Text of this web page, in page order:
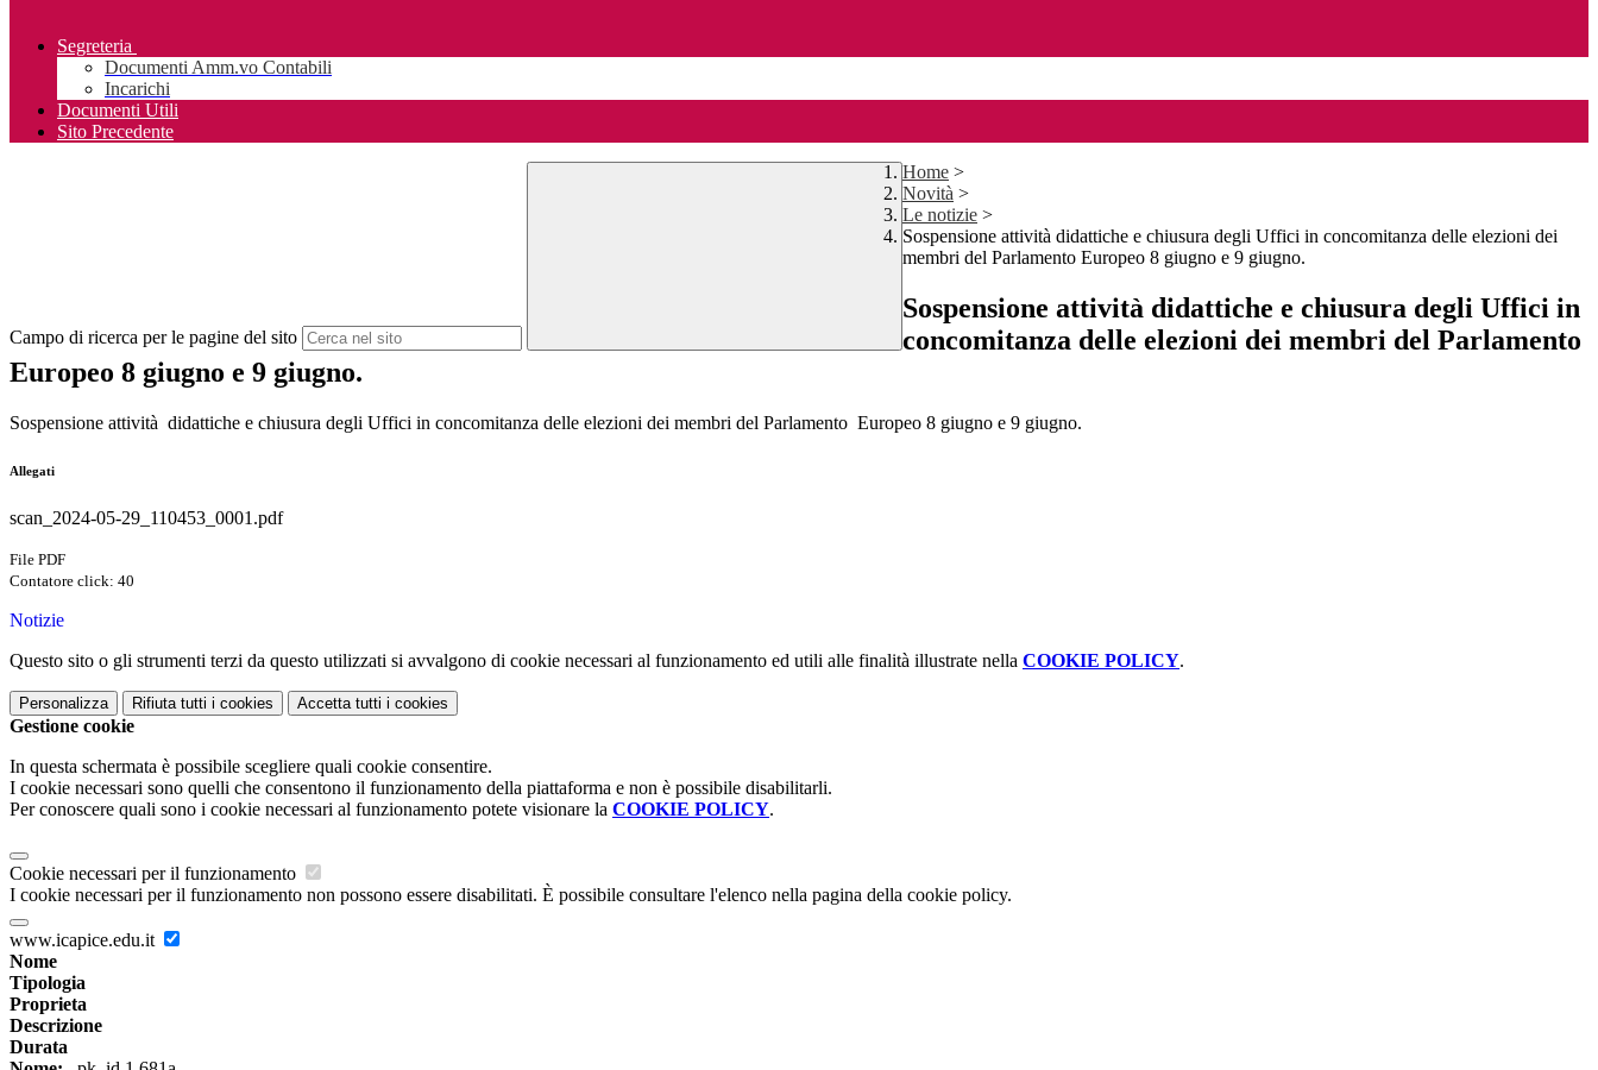
Segreteria
Documenti Amm.vo Contabili
Incarichi
Documenti Utili
Sito Precedente
Campo di ricerca per le pagine del sito
Home >
Novità >
Le notizie >
Sospensione attività didattiche e chiusura degli Uffici in concomitanza delle elezioni dei
membri del Parlamento Europeo 8 giugno e 9 giugno.
Sospensione attività didattiche e chiusura degli Uffici in
concomitanza delle elezioni dei membri del Parlamento
Europeo 8 giugno e 9 giugno.
Sospensione attività didattiche e chiusura degli Uffici in concomitanza delle elezioni dei membri del Parlamento Europeo 8 giugno e 9 giugno.
Allegati
scan_2024-05-29_110453_0001.pdf
File PDF
Contatore click: 40
Notizie
Questo sito o gli strumenti terzi da questo utilizzati si avvalgono di cookie necessari al funzionamento ed utili alle finalità illustrate nella COOKIE POLICY.
Personalizza Rifiuta tutti i cookies Accetta tutti i cookies
Gestione cookie
In questa schermata è possibile scegliere quali cookie consentire.
I cookie necessari sono quelli che consentono il funzionamento della piattaforma e non è possibile disabilitarli.
Per conoscere quali sono i cookie necessari al funzionamento potete visionare la COOKIE POLICY.
Cookie necessari per il funzionamento
I cookie necessari per il funzionamento non possono essere disabilitati. È possibile consultare l'elenco nella pagina della cookie policy.
www.icapice.edu.it
Nome
Tipologia
Proprieta
Descrizione
Durata